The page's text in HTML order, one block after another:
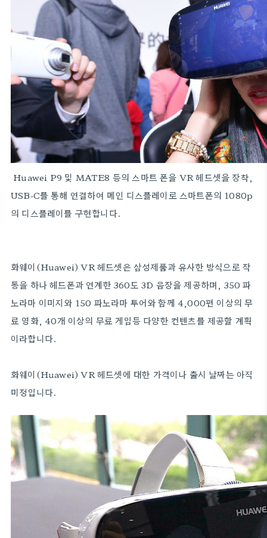
Huawei P9 및 MATE8 등의 스마트 폰을 VR 헤드셋을 장착,
USB-C를 통해 연결하여 메인 디스플레이로 스마트폰의 1080p
의 디스플레이를 구현합니다.
화웨이(Huawei) VR 헤드셋은 삼성제품과 유사한 방식으로 작
동을 하나 헤드폰과 연계한 360도 3D 음장을 제공하며, 350 파
노라마 이미지와 150 파노라마 투어와 함께 4,000편 이상의 무
료 영화, 40개 이상의 무료 게임등 다양한 컨텐츠를 제공할 계획
이라합니다.
화웨이(Huawei) VR 헤드셋에 대한 가격이나 출시 날짜는 아직
미정입니다.